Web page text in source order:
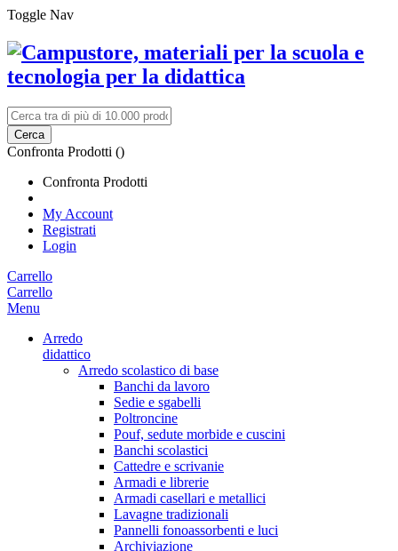
Toggle Nav
Cerca
Confronta Prodotti ()
Confronta Prodotti
My Account
Registrati
Login
Carrello
Carrello
Menu
Arredo
didattico
Arredo scolastico di base
Banchi da lavoro
Sedie e sgabelli
Poltroncine
Pouf, sedute morbide e cuscini
Banchi scolastici
Cattedre e scrivanie
Armadi e librerie
Armadi casellari e metallici
Lavagne tradizionali
Pannelli fonoassorbenti e luci
Archiviazione